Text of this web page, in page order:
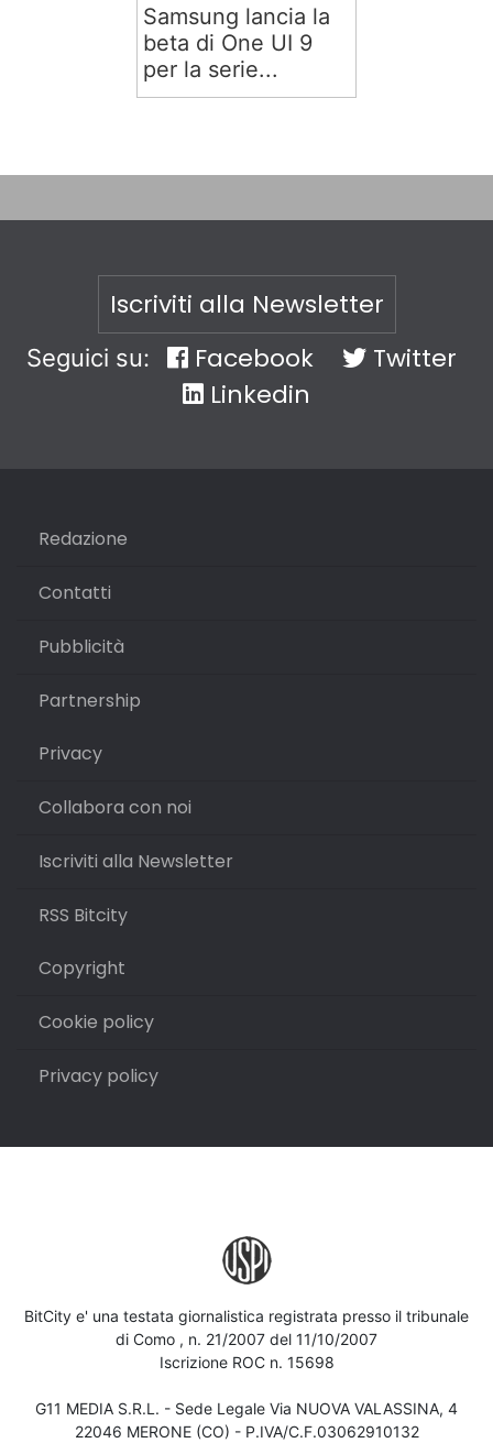
Samsung lancia la
beta di One UI 9
per la serie...
Iscriviti alla Newsletter
Seguici su: Facebook
Twitter
Linkedin
Redazione
Contatti
Pubblicità
Partnership
Privacy
Collabora con noi
Iscriviti alla Newsletter
RSS Bitcity
Copyright
Cookie policy
Privacy policy
BitCity e' una testata giornalistica registrata presso il tribunale
di Como , n. 21/2007 del 11/10/2007
Iscrizione ROC n. 15698
G11 MEDIA S.R.L. - Sede Legale Via NUOVA VALASSINA, 4
22046 MERONE (CO) - P.IVA/C.F.03062910132